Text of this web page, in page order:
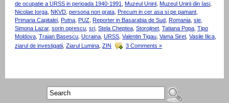
de ocupatie a URSS in perioada 1940-1991, Muzeul Unirii, Muzeul Unirii din Iasi,
Nicolae Iorga, NKVD, persona non grata, Precum in cer asa si pe pamant,
Primaria Capitalei, Putna, PUZ, Reporter in Basarabia de Sud, Romania, sie,
Simona Lazar, sorin oprescu, sri, Stela Cheptea, Storojinet, Tatiana Popa, Tipo
Moldova, Traian Basescu, Ucraina, URSS, Valentin Tigau, Vama Siret, Vasile Ilica,
ziarul de investigatii Ziarul Lumina ZIN 3 Comments »